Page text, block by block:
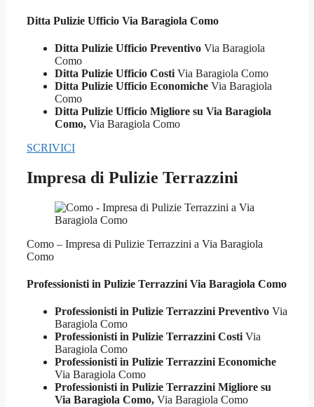
Ditta Pulizie Ufficio Via Baragiola Como
Ditta Pulizie Ufficio Preventivo Via Baragiola
Como
Ditta Pulizie Ufficio Costi Via Baragiola Como
Ditta Pulizie Ufficio Economiche Via Baragiola
Como
Ditta Pulizie Ufficio Migliore su Via Baragiola
Como, Via Baragiola Como
SCRIVICI
Impresa di Pulizie Terrazzini
Como – Impresa di Pulizie Terrazzini a Via Baragiola
Como
Professionisti in Pulizie Terrazzini Via Baragiola Como
Professionisti in Pulizie Terrazzini Preventivo Via
Baragiola Como
Professionisti in Pulizie Terrazzini Costi Via
Baragiola Como
Professionisti in Pulizie Terrazzini Economiche
Via Baragiola Como
Professionisti in Pulizie Terrazzini Migliore su
Via Baragiola Como, Via Baragiola Como